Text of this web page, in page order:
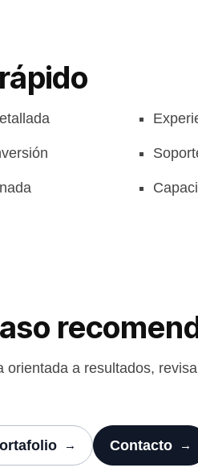
orientada a resultados,
Contacto